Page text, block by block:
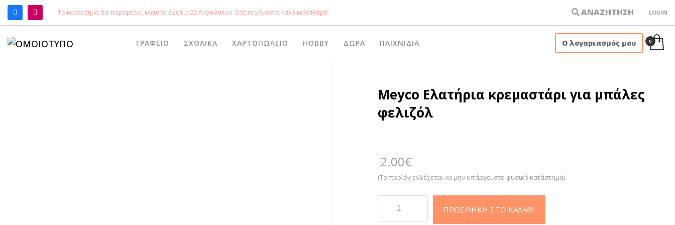
ΑΝΑΖΉΤΗΣΗ
Το κατάστημα θα παραμείνει κλειστό έως τις 22 Αυγούστου. Σας ευχόμαστε καλό καλοκαίρι! ΑΝΑΖΗΤΗΣΗ LOGIN
ΓΡΑΦΕΊΟ ΣΧΟΛΙΚΆ ΧΑΡΤΟΠΩΛΕΊΟ HOBBY ΔΏΡΑ ΠΑΙΧΝΊΔΙΑ Ο λογαριασμός μου
Meyco Ελατήρια κρεμαστάρι για μπάλες
φελιζόλ
2.00€
(Το προϊόν ενδέχεται να μην υπάρχει στο φυσικό κατάστημα)
Ελατήρια
ΠΡΟΣΘΉΚΗ ΣΤΟ ΚΑΛΆΘΙ